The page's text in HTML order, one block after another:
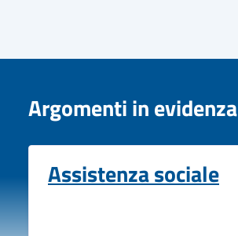
Argomenti in evidenza
Assistenza sociale